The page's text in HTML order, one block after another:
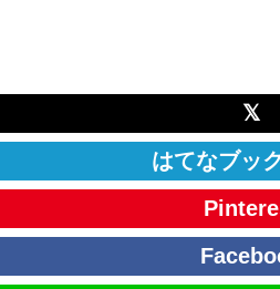
𝕏
はてなブッ